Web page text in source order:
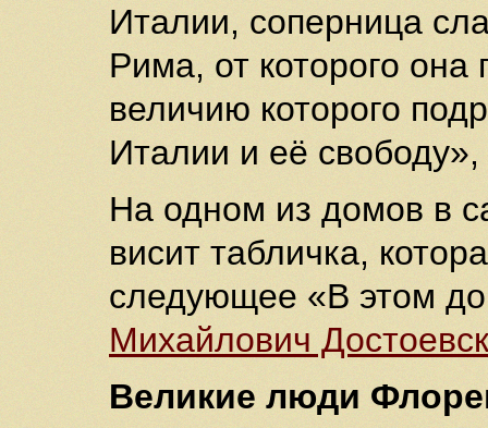
Италии, соперница
Рима, от которого
величию которого
Италии и её
На одном из домов в
висит табличка,
следующее «В этом
Михайлович
Великие люди